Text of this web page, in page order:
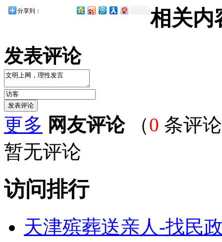
分享到： 相关内
发表评论
更多 网友评论（0 条评
暂无评论
访问排行
天津殡葬送亲人-找民